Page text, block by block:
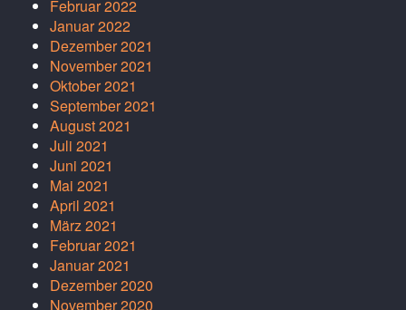
Februar 2022
Januar 2022
Dezember 2021
November 2021
Oktober 2021
September 2021
August 2021
Juli 2021
Juni 2021
Mai 2021
April 2021
März 2021
Februar 2021
Januar 2021
Dezember 2020
November 2020